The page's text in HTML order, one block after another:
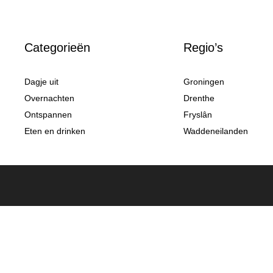
Categorieën
Dagje uit
Overnachten
Ontspannen
Eten en drinken
Regio’s
Groningen
Drenthe
Fryslân
Waddeneilanden